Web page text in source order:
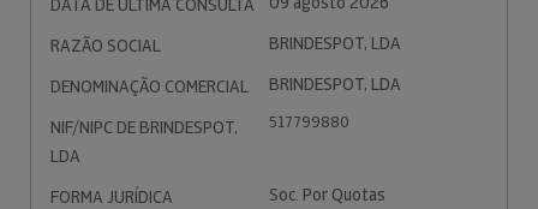
DATA DE ÚLTIMA CONSULTA
RAZÃO SOCIAL
BRINDESPOT, LDA
DENOMINAÇÃO COMERCIAL
BRINDESPOT, LDA
NIF/NIPC DE BRINDESPOT,
LDA
517799880
FORMA JURÍDICA
Soc. Por Quotas